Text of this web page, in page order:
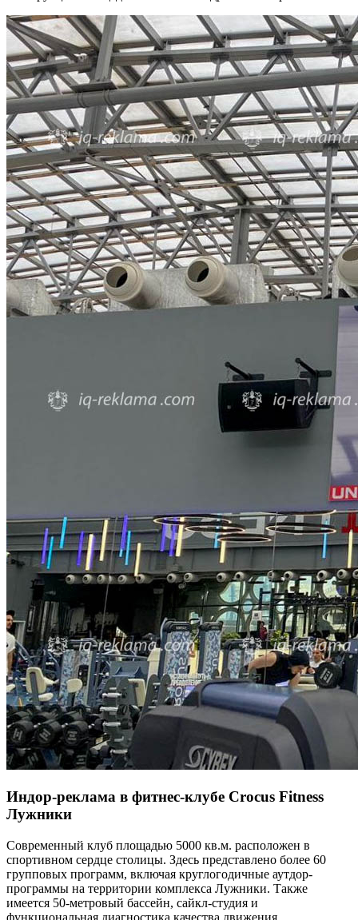
Индор-реклама в фитнес-клубе Crocus Fitness
Лужники
Современный клуб площадью 5000 кв.м. расположен в
спортивном сердце столицы. Здесь представлено более 60
групповых программ, включая круглогодичные аутдор-
программы на территории комплекса Лужники. Также
имеется 50-метровый бассейн, сайкл-студия и
функциональная диагностика качества движения.